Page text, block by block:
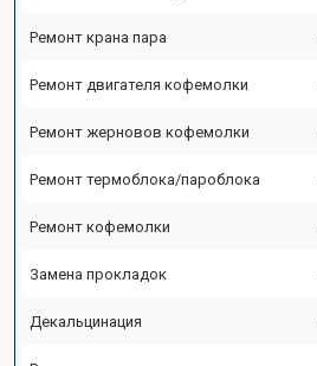
Ремонт крана пара
Ремонт двигателя кофемолки
Ремонт жерновов кофемолки
Ремонт термоблока/пароблока
Ремонт кофемолки
Замена прокладок
Декальцинация